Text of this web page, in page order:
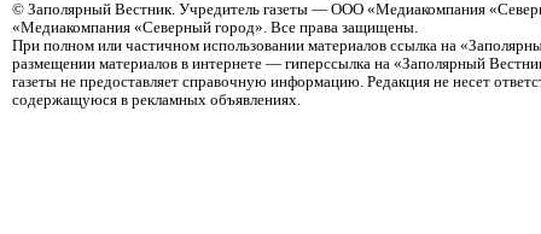
© Заполярный Вестник. Учредитель газеты — ООО «Медиакомпания
«Медиакомпания «Северный город». Все права защищены.
При полном или частичном использовании материалов ссылка на
размещении материалов в интернете — гиперссылка на «Заполярный
газеты не предоставляет справочную информацию. Редакция не несет
содержащуюся в рекламных объявлениях.